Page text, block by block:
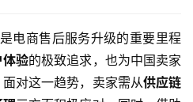
电商售后服务升级的重要里程
体验的极致追求，也为中国卖家
对这一趋势，卖家需从供应链